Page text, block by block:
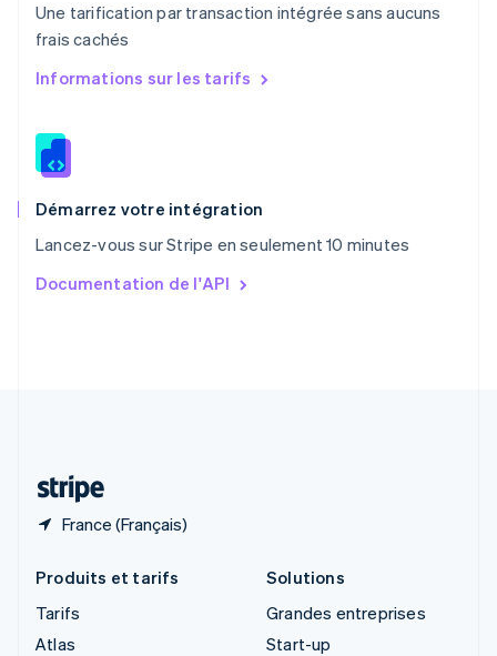
Une tarification par transaction intégrée sans aucuns
frais cachés
Informations sur les tarifs
Démarrez votre intégration
Lancez-vous sur Stripe en seulement 10 minutes
Documentation de l'API
France (Français)
PortuguêsEnglish
R.A.S. de Hong Kong, Chine
English
Roumanie
Royaume-Uni
English
English简体中文
English
Produits et tarifs
Tarifs
Atlas
Solutions
Grandes entreprises
Start-up